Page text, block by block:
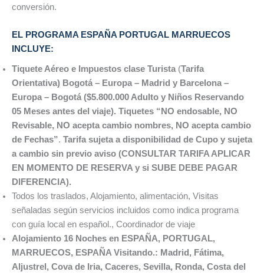
conversión.
EL PROGRAMA ESPAÑA PORTUGAL MARRUECOS
INCLUYE:
Tiquete Aéreo e Impuestos clase Turista(Tarifa
Orientativa) Bogotá – Europa – Madrid y Barcelona –
Europa – Bogotá ($5.800.000 Adulto y Niños Reservando
05 Meses antes del viaje). Tiquetes “NO endosable, NO
Revisable, NO acepta cambio nombres, NO acepta cambio
de Fechas”. Tarifa sujeta a disponibilidad de Cupo y sujeta
a cambio sin previo aviso (CONSULTAR TARIFA APLICAR
EN MOMENTO DE RESERVA y si SUBE DEBE PAGAR
DIFERENCIA).
Todos los traslados, Alojamiento, alimentación, Visitas
señaladas según servicios incluidos como indica programa
con guía local en español., Coordinador de viaje
Alojamiento 16 Noches en ESPAÑA, PORTUGAL,
MARRUECOS, ESPAÑAVisitando.: Madrid, Fátima,
Aljustrel, Cova de Iria, Caceres, Sevilla, Ronda, Costa del